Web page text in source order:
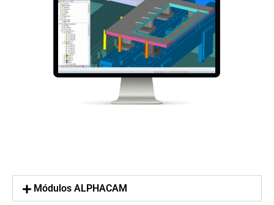
Módulos ALPHACAM